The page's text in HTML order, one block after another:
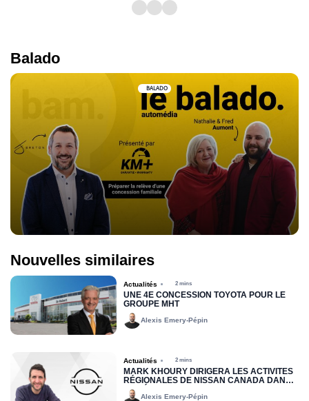
Balado
BALADO
Nouvelles similaires
Actualités 2 mins
UNE 4E CONCESSION TOYOTA POUR LE
GROUPE MHT
Alexis Emery-Pépin
Actualités 2 mins
MARK KHOURY DIRIGERA LES ACTIVITÉS
RÉGIONALES DE NISSAN CANADA DANS
LA RÉGION DE L’EST
Alexis Emery-Pépin